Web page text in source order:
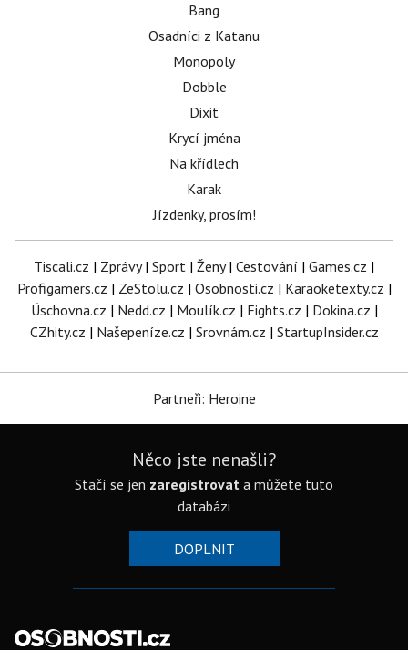
Bang
Osadníci z Katanu
Monopoly
Dobble
Dixit
Krycí jména
Na křídlech
Karak
Jízdenky, prosím!
Tiscali.cz | Zprávy| Sport | Ženy| Cestování | Games.cz |
Profigamers.cz | ZeStolu.cz | Osobnosti.cz | Karaoketexty.cz |
Úschovna.cz | Nedd.cz | Moulík.cz | Fights.cz | Dokina.cz |
CZhity.cz | Našepeníze.cz | Srovnám.cz | StartupInsider.cz
Partneři: Heroine
Něco jste nenašli?
Stačí se jen zaregistrovat a můžete tuto
databázi
DOPLNIT